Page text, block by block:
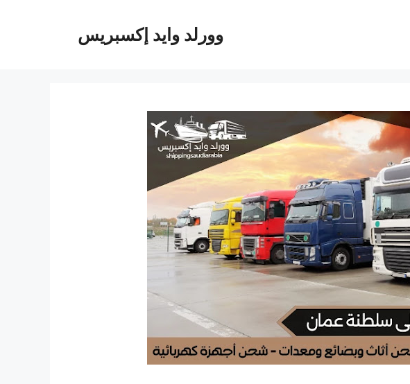
وورلد وايد إكسبريس